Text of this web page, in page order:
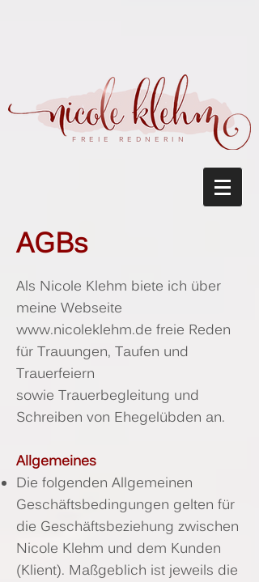
FREIE REDNERIN
AGBs
Als Nicole Klehm biete ich über
meine Webseite
www.nicoleklehm.de freie Reden
für Trauungen, Taufen und
Trauerfeiern
sowie Trauerbegleitung und
Schreiben von Ehegelübden an.
Allgemeines
Die folgenden Allgemeinen
Geschäftsbedingungen gelten für
die Geschäftsbeziehung zwischen
Nicole Klehm und dem Kunden
(Klient). Maßgeblich ist jeweils die